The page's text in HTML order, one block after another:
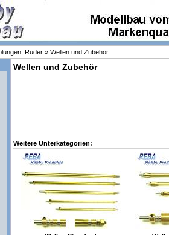
Ruder » Wellen und Zubehör
Wellen und Zubehör
Weitere Unterkategorien: